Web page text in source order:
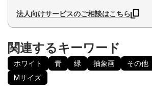
法人向けサービスのご相談はこちら
関連するキーワード
ホワイト 青 緑 抽象画 その他
Mサイズ